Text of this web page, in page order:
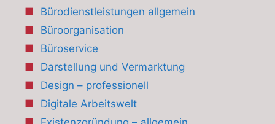
Bürodienstleistungen allgemein
Büroorganisation
Büroservice
Darstellung und Vermarktung
Design – professionell
Digitale Arbeitswelt